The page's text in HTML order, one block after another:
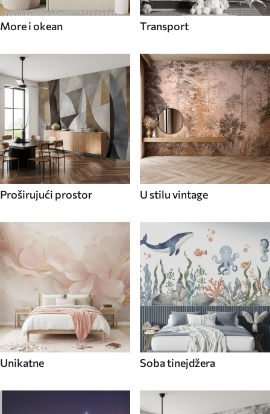
More i okean Transport
Proširujući prostor U stilu vintage
Unikatne Soba tinejdžera